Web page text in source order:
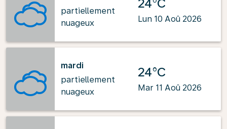
partiellement
nuageux
24°C
Lun 10 Aoû 2026
mardi
partiellement
nuageux
24°C
Mar 11 Aoû 2026